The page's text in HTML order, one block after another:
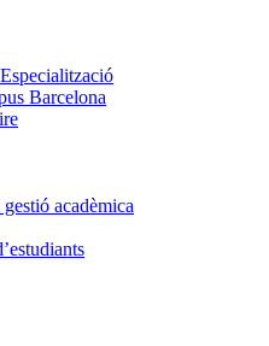
Barcelona
acadèmica